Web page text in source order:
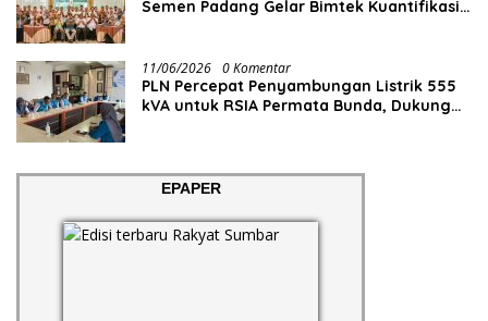
Semen Padang Gelar Bimtek Kuantifikasi
11/06/2026 0 Komentar
PLN Percepat Penyambungan Listrik 555
kVA untuk RSIA Permata Bunda, Dukung
EPAPER